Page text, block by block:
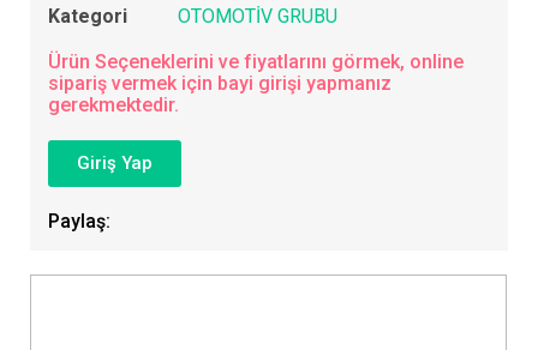
Kategori
OTOMOTİV GRUBU
Ürün Seçeneklerini ve fiyatlarını görmek, online
sipariş vermek için bayi girişi yapmanız
gerekmektedir.
Giriş Yap
Paylaş: